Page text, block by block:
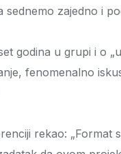
zajedno i
godina u grupi i o
fenomenalno
rekao: „Format